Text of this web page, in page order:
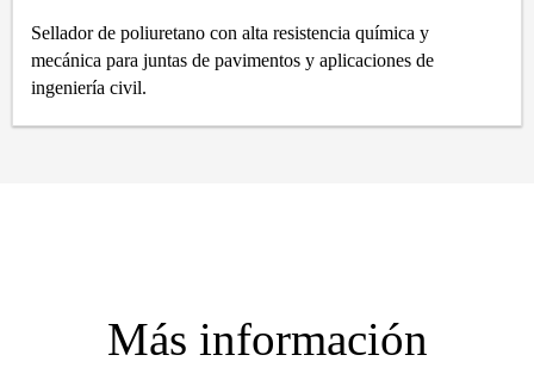
Sellador de poliuretano con alta resistencia química y
mecánica para juntas de pavimentos y aplicaciones de
ingeniería civil.
Más información